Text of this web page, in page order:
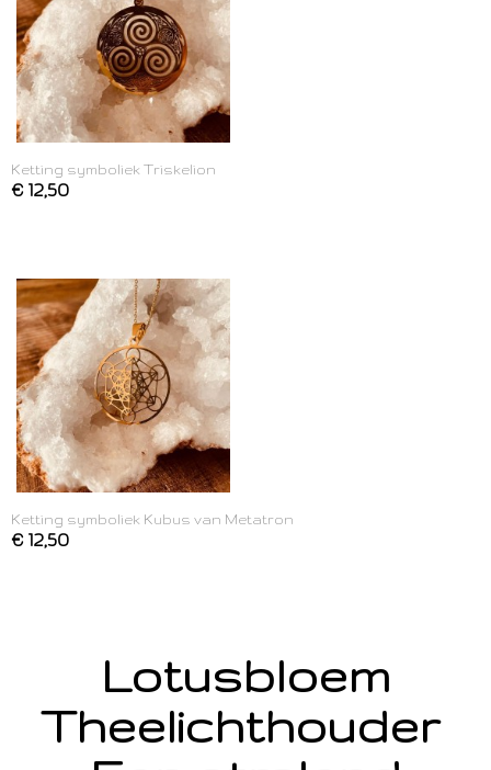
Ketting symboliek Triskelion
€ 12,50
Ketting symboliek Kubus van Metatron
€ 12,50
Lotusbloem
Theelichthouder